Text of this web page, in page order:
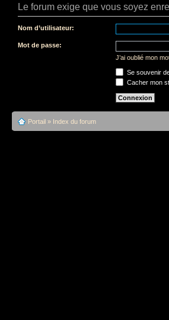
Le forum exige que vous soyez
Nom d’utilisateur:
Mot de passe:
J’ai oublié mon
Se souvenir
Cacher mon
Portail » Index du forum